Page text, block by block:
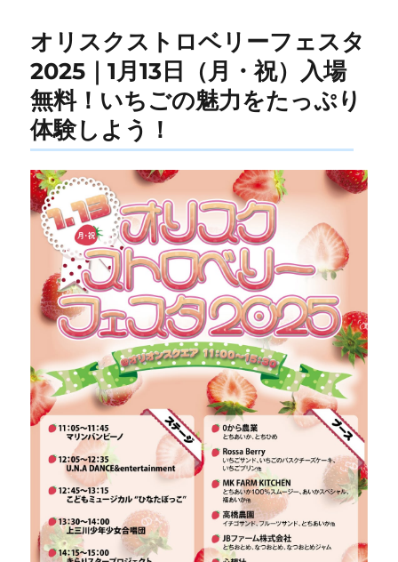
オリスクストロベリーフェスタ
2025｜1月13日（月・祝）入場
無料！いちごの魅力をたっぷり
体験しよう！